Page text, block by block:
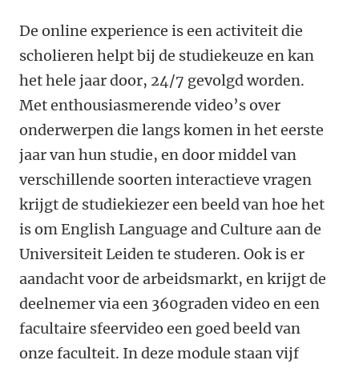
De online experience is een activiteit die
scholieren helpt bij de studiekeuze en kan
het hele jaar door, 24/7 gevolgd worden.
Met enthousiasmerende video’s over
onderwerpen die langs komen in het eerste
jaar van hun studie, en door middel van
verschillende soorten interactieve vragen
krijgt de studiekiezer een beeld van hoe het
is om English Language and Culture aan de
Universiteit Leiden te studeren. Ook is er
aandacht voor de arbeidsmarkt, en krijgt de
deelnemer via een 360graden video en een
facultaire sfeervideo een goed beeld van
onze faculteit. In deze module staan vijf